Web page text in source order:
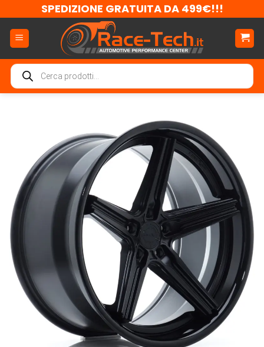
ai
contenuti
SPEDIZIONE GRATUITA DA 499€!!!
Ricerca
prodotti